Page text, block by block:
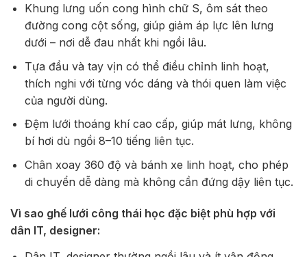
Khung lưng uốn cong hình chữ S, ôm sát theo
đường cong cột sống, giúp giảm áp lực lên lưng
dưới – nơi dễ đau nhất khi ngồi lâu.
Tựa đầu và tay vịn có thể điều chỉnh linh hoạt,
thích nghi với từng vóc dáng và thói quen làm việc
của người dùng.
Đệm lưới thoáng khí cao cấp, giúp mát lưng, không
bí hơi dù ngồi 8–10 tiếng liên tục.
Chân xoay 360 độ và bánh xe linh hoạt, cho phép
di chuyển dễ dàng mà không cần đứng dậy liên tục.
Vì sao ghế lưới công thái học đặc biệt phù hợp với
dân IT, designer: